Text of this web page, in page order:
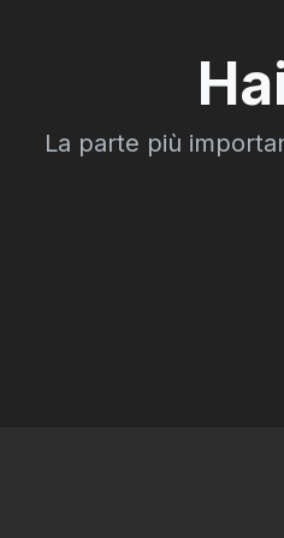
La parte più